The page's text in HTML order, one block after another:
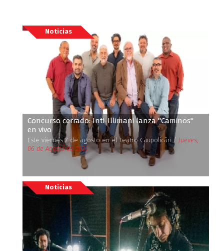
Noticias
Concurso cerrado: Inti-Illimani lanza ''Caminos''
en vivo
Este viernes 7 de agosto en el Teatro Caupolicán / Jueves,
06 de Agosto de 2026
Noticias